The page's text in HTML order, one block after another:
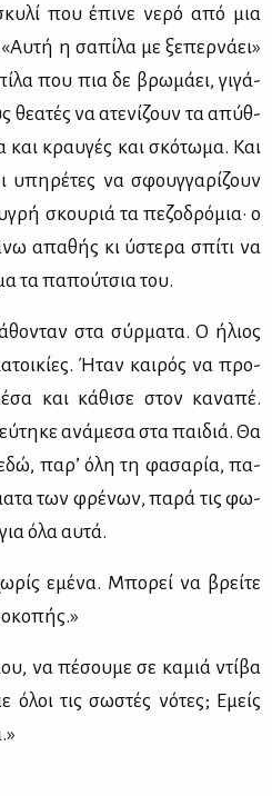
που έπι­νε νε­ρό από μια
η σα­πί­λα με ξε­περ­νά­ει»
που πια δε βρω­μά­ει, γι­γά­
θε­α­τές να ατε­νί­ζουν τα απύθ­
και κραυ­γές και σκό­τω­μα. Και
υπη­ρέ­τες να σφουγ­γα­ρί­ζουν
σκου­ριά τα πε­ζο­δρό­μια· ο
απα­θής κι ύστε­ρα σπί­τι να
τα πα­πού­τσια του.
στα σύρ­μα­τα. Ο ήλιος
Ήταν και­ρός να προ­
και κά­θι­σε στον κα­να­πέ.
ανά­με­σα στα παι­διά. Θα
πα­ρ’ όλη τη φα­σα­ρία, πα­
των φρέ­νων, πα­ρά τις φω­
όλα αυ­τά.
εμέ­να. Μπο­ρεί να βρεί­τε
να πέ­σου­με σε κα­μιά ντί­βα
τις σω­στές νό­τες; Εμείς